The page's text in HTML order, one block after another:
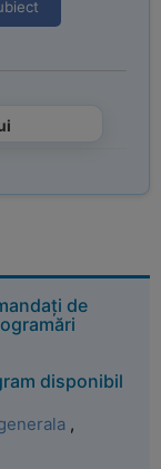
de
disponibil
,